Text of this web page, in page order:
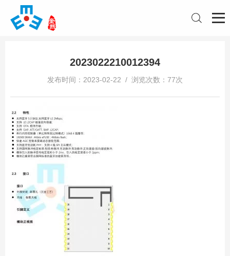
2023022210012394
发布时间：2023-02-22 / 浏览次数：77次